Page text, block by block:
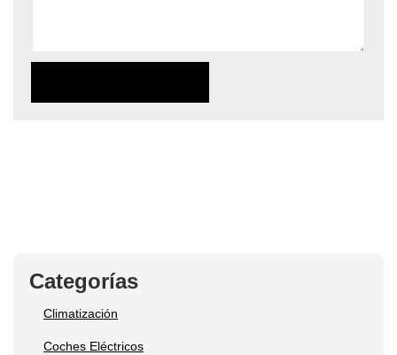
Categorías
Climatización
Coches Eléctricos